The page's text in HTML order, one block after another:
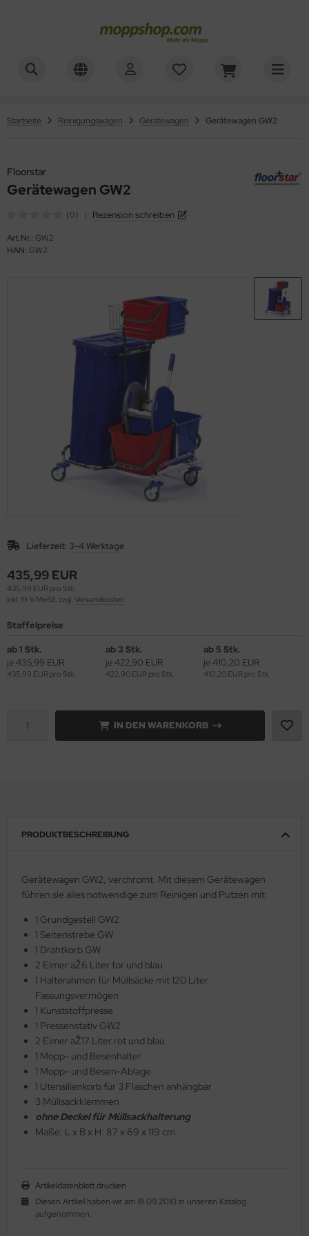
Startseite Reinigungswagen Gerätewagen Gerätewagen GW2
Floorstar
Gerätewagen GW2
(0) Rezension schreiben
Art.Nr.: GW2
HAN: GW2
Lieferzeit: 3-4 Werktage
435,99 EUR
435,99 EUR pro Stk.
inkl. 19 % MwSt. zzgl. Versandkosten
Staffelpreise
ab 1 Stk.
je 435,99 EUR
435,99 EUR pro Stk.
ab 3 Stk.
je 422,90 EUR
422,90 EUR pro Stk.
ab 5 Stk.
je 410,20 EUR
410,20 EUR pro Stk.
IN DEN WARENKORB
PRODUKTBESCHREIBUNG
Gerätewagen GW2, verchromt. Mit diesem Gerätewagen
führen sie alles notwendige zum Reinigen und Putzen mit.
1 Grundgestell GW2
1 Seitenstrebe GW
1 Drahtkorb GW
2 Eimer aŽ6 Liter for und blau
1 Halterahmen für Müllsäcke mit 120 Liter
Fassungsvermögen
1 Kunststoffpresse
1 Pressenstativ GW2
2 Eimer aŽ17 Liter rot und blau
1 Mopp- und Besenhalter
1 Mopp- und Besen-Ablage
1 Utensilienkorb für 3 Flaschen anhängbar
3 Müllsackklemmen
ohne Deckel für Müllsackhalterung
Maße: L x B x H: 87 x 69 x 119 cm
Artikeldatenblatt drucken
Diesen Artikel haben wir am 18.09.2010 in unseren Katalog
aufgenommen.